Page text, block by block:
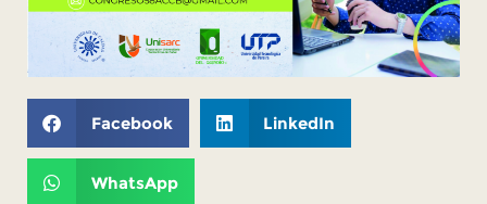
Facebook LinkedIn
WhatsApp